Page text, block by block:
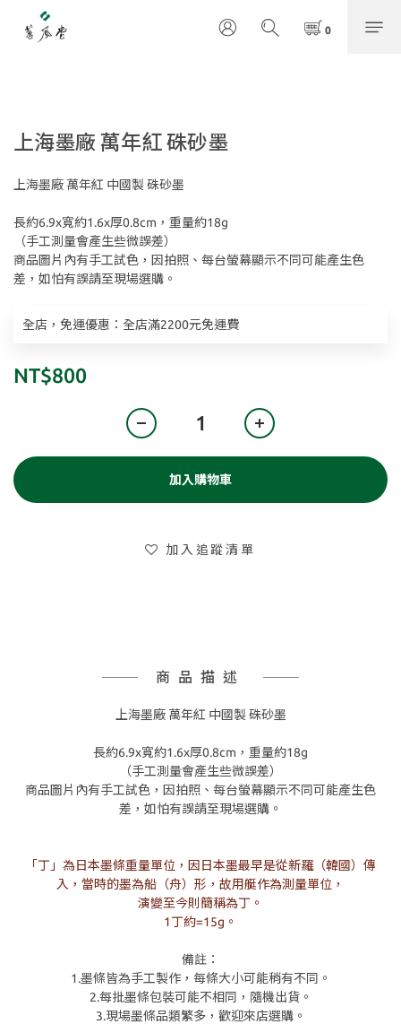
上海墨廠 萬年紅 硃砂墨
上海墨廠 萬年紅 中國製 硃砂墨
長約6.9x寬約1.6x厚0.8cm，重量約18g
（手工測量會產生些微誤差）
商品圖片內有手工試色，因拍照、每台螢幕顯示不同可能產生色
差，如怕有誤請至現場選購。
全店，免運優惠：全店滿2200元免運費
NT$800
加入購物車
加入追蹤清單
商品描述
上海墨廠 萬年紅 中國製 硃砂墨
長約6.9x寬約1.6x厚0.8cm，重量約18g
（手工測量會產生些微誤差）
商品圖片內有手工試色，因拍照、每台螢幕顯示不同可能產生色
差，如怕有誤請至現場選購。
「丁」為日本墨條重量單位，因日本墨最早是從新羅（韓國）傳
入，當時的墨為船（舟）形，故用艇作為測量單位，
演變至今則簡稱為丁。
1丁約=15g。
備註：
1.墨條皆為手工製作，每條大小可能稍有不同。
2.每批墨條包裝可能不相同，隨機出貨。
3.現場墨條品類繁多，歡迎來店選購。